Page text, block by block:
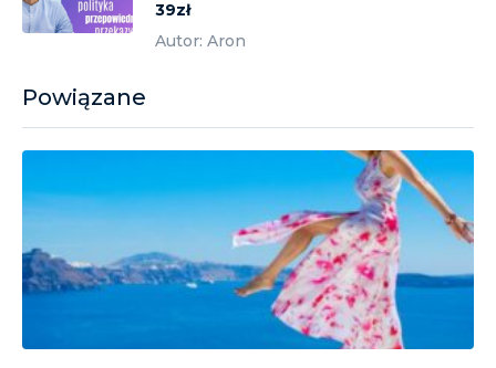
Powiązane
39zł
Autor: Aron